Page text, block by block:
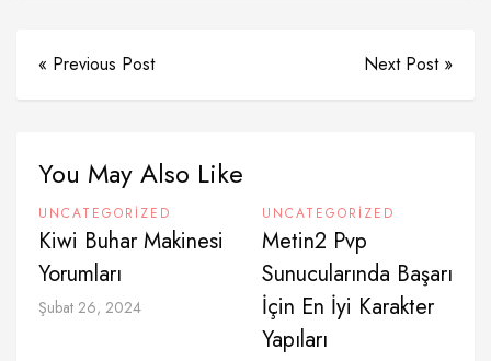
« Previous Post Next Post »
You May Also Like
UNCATEGORIZED
Kiwi Buhar Makinesi
Yorumları
Şubat 26, 2024
UNCATEGORIZED
Metin2 Pvp
Sunucularında Başarı
İçin En İyi Karakter
Yapıları